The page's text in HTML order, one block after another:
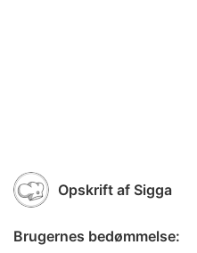
Opskrift af Sigga
Brugernes bedømmelse: